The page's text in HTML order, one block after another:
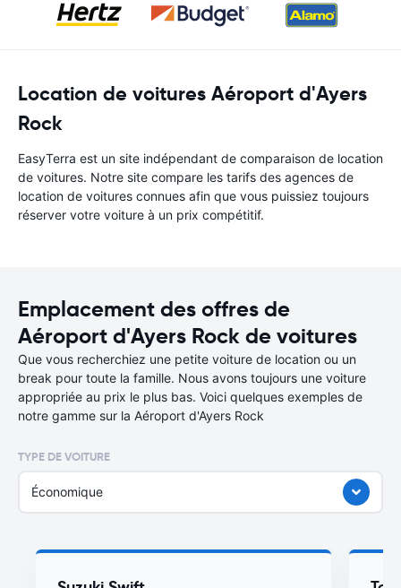
Location de voitures Aéroport d'Ayers
Rock
EasyTerra est un site indépendant de comparaison de location
de voitures. Notre site compare les tarifs des agences de
location de voitures connues afin que vous puissiez toujours
réserver votre voiture à un prix compétitif.
Emplacement des offres de
Aéroport d'Ayers Rock de voitures
Que vous recherchiez une petite voiture de location ou un
break pour toute la famille. Nous avons toujours une voiture
appropriée au prix le plus bas. Voici quelques exemples de
notre gamme sur la Aéroport d'Ayers Rock
TYPE DE VOITURE
Économique